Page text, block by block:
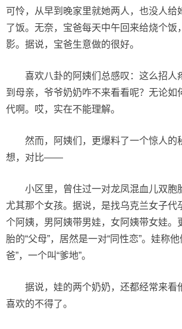
可怜，从早到晚家里就她两人，也没人给
了饭。无奈，宝爸每天中午回来给烧个饭
影。据说，宝爸生意做的很好。
喜欢八卦的阿姨们总感叹：这么招人
到母亲，爷爷奶奶咋不来看看呢？无论如
代啊。哎，实在不能理解。
然而，阿姨们，更爆料了一个惊人的
想，对比——
小区里，曾住过一对龙凤混血儿双胞
尤其那个女孩。据说，是找乌克兰女子代
个阿姨，男阿姨带男娃，女阿姨带女娃。
胎的“父母”，居然是一对“同性恋”。娃称
爸”，一个叫“爹地”。
据说，娃的两个奶奶，还都经常来看
喜欢的不得了。